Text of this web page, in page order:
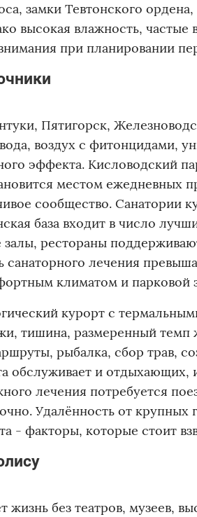
замки Тевтонского
высокая влажность, частые
при планировании
Пятигорск,
воздух с фитонцидами,
эффекта. Кисловодский
местом ежедневных
сообщество. Санатории
база входит в число
залы, рестораны
санаторного лечения
климатом и парковой
курорт с
тишина, размеренный темп
рыбалка, сбор трав,
обслуживает и
лечения потребуется
Удалённость от крупных
- факторы, которые стоит
без театров, музеев,